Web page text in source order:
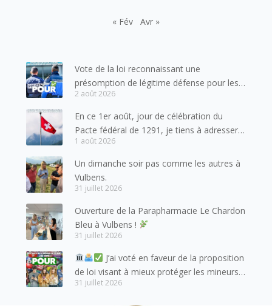
« Fév Avr »
Vote de la loi reconnaissant une
présomption de légitime défense pour les
forces de l’ordre
2 août 2026
En ce 1er août, jour de célébration du
Pacte fédéral de 1291, je tiens à adresser
mes meilleures salutations à nos voisins et
amis suisses, et plus particulièrement aux
habitants du bassin genevois et de l’arc
lémanique, avec lesquels la Haute-Savoie
1 août 2026
Un dimanche soir pas comme les autres à
Vulbens.
31 juillet 2026
Ouverture de la Parapharmacie Le Chardon
Bleu à Vulbens !
31 juillet 2026
J’ai voté en faveur de la proposition
de loi visant à mieux protéger les mineurs
des risques liés à l’utilisation des réseaux
31 juillet 2026